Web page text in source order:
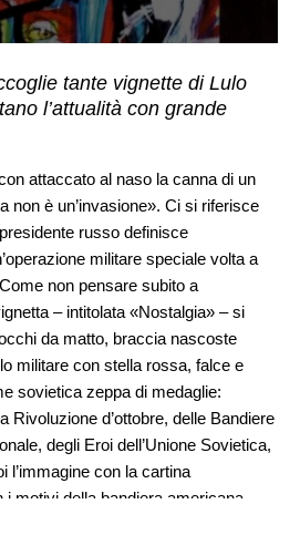
tante vignette di Lulo
l’attualità con grande
attaccato al naso la canna di un
non è un’invasione». Ci si riferisce
russo definisce
militare speciale volta a
non pensare subito a
– intitolata «Nostalgia» – si
da matto, braccia nascoste
militare con stella rossa, falce e
sovietica zeppa di medaglie:
Rivoluzione d’ottobre, delle Bandiere
degli Eroi dell’Unione Sovietica,
l’immagine con la cartina
i motivi della bandiera americana.
della Russia contro l’Ucraina ha